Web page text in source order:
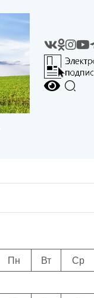
Пн Вт Ср